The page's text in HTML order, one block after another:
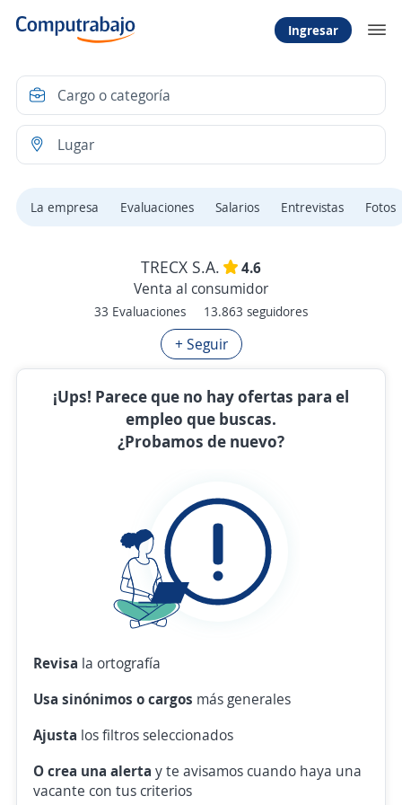
Ingresar
La empresa Evaluaciones Salarios Entrevistas Fotos
TRECX S.A.
4.6
Venta al consumidor
33 Evaluaciones 13.863 seguidores
+ Seguir
¡Ups! Parece que no hay ofertas para el
empleo que buscas.
¿Probamos de nuevo?
Revisa la ortografía
Usa sinónimos o cargos más generales
Ajusta los filtros seleccionados
O crea una alerta y te avisamos cuando haya una
vacante con tus criterios